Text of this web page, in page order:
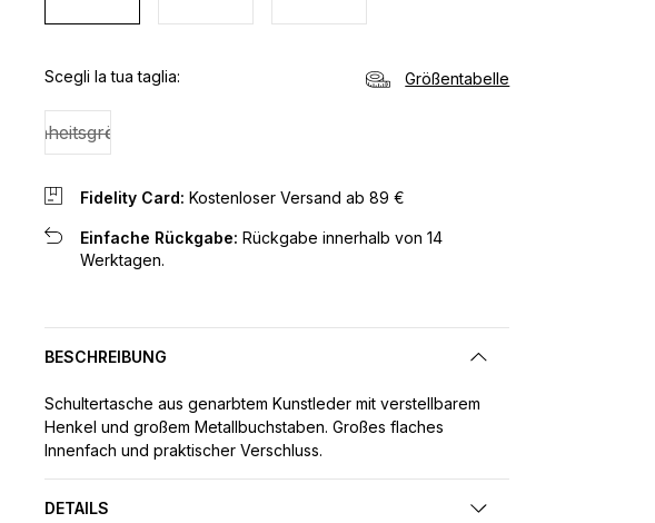
Scegli la tua taglia
Einheitsgröße
Größentabelle
Fidelity Card: Kostenloser Versand ab 89 €
Einfache Rückgabe: Rückgabe innerhalb von 14
Werktagen.
BESCHREIBUNG
Schultertasche aus genarbtem Kunstleder mit verstellbarem
Henkel und großem Metallbuchstaben. Großes flaches
Innenfach und praktischer Verschluss.
DETAILS